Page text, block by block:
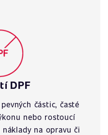
DPF
částic, časté
nebo rostoucí
na opravu či